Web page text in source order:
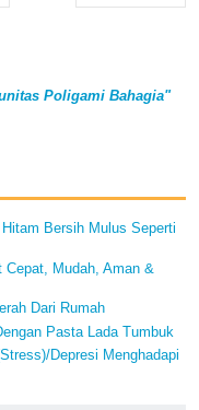
Poligami Bahagia"
Bersih Mulus Seperti
Mudah, Aman &
Dari Rumah
Pasta Lada Tumbuk
Depresi Menghadapi